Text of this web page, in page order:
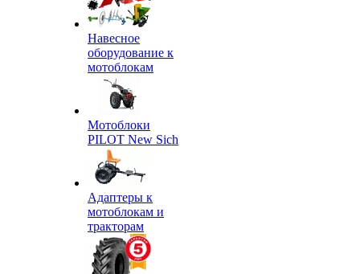
Навесное
оборудование к
мотоблокам
Мотоблоки
PILOT New Sich
Адаптеры к
мотоблокам и
тракторам